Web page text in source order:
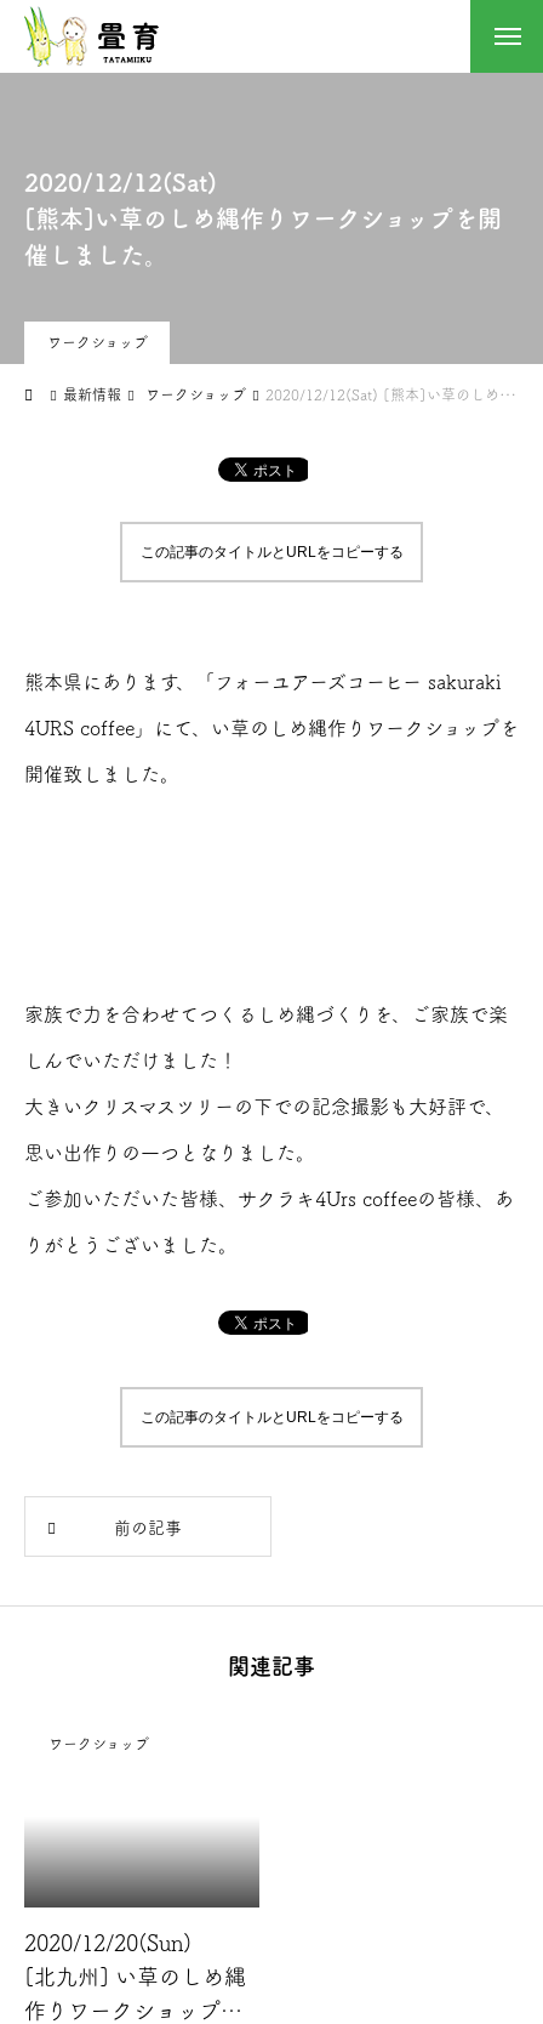
ワークショップ
2020/12/12(Sat)
[熊本]い草のしめ縄作りワークショップを開
催しました。
ワークショップ
最新情報 ワークショップ 2020/12/12(Sat) [熊本]い草のしめ縄作りワークショップを開催しました。
この記事のタイトルとURLをコピーする
熊本県にあります、「フォーユアーズコーヒー sakuraki
4URS coffee」にて、い草のしめ縄作りワークショップを
開催致しました。
家族で力を合わせてつくるしめ縄づくりを、ご家族で楽
しんでいただけました！
大きいクリスマスツリーの下での記念撮影も大好評で、
思い出作りの一つとなりました。
ご参加いただいた皆様、サクラキ4Urs coffeeの皆様、あ
りがとうございました。
この記事のタイトルとURLをコピーする
前の記事
関連記事
ワークショップ
2020/12/20(Sun)
[北九州] い草のしめ縄
作りワークショップ開